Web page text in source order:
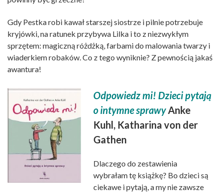
Gdy Pestka robi kawał starszej siostrze i pilnie potrzebuje
kryjówki, na ratunek przybywa Lilka i to z niezwykłym
sprzętem: magiczną różdżką, farbami do malowania twarzy i
wiaderkiem robaków. Co z tego wyniknie? Z pewnością jakaś
awantura!
Odpowiedz mi! Dzieci pytają
o intymne sprawyAnke
Kuhl, Katharina von der
Gathen
Dlaczego do zestawienia
wybrałam tę książkę? Bo dzieci są
ciekawe i pytają, a my nie zawsze